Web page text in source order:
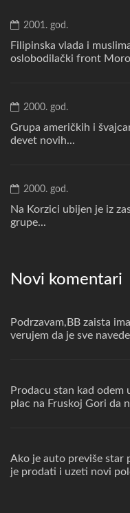
2001. god.
Filipinska vlada i
oslobodilački front
2000. god.
Grupa američkih i
devet novih...
2000. god.
Na Korzici ubijen je iz
grupe...
Novi komentari
Podrzavam,BB zaista
verujem da je sve
Prodacu stan kad
plac na Fruskoj Gori da
Ako je auto previše star
je prodati i uzeti novi